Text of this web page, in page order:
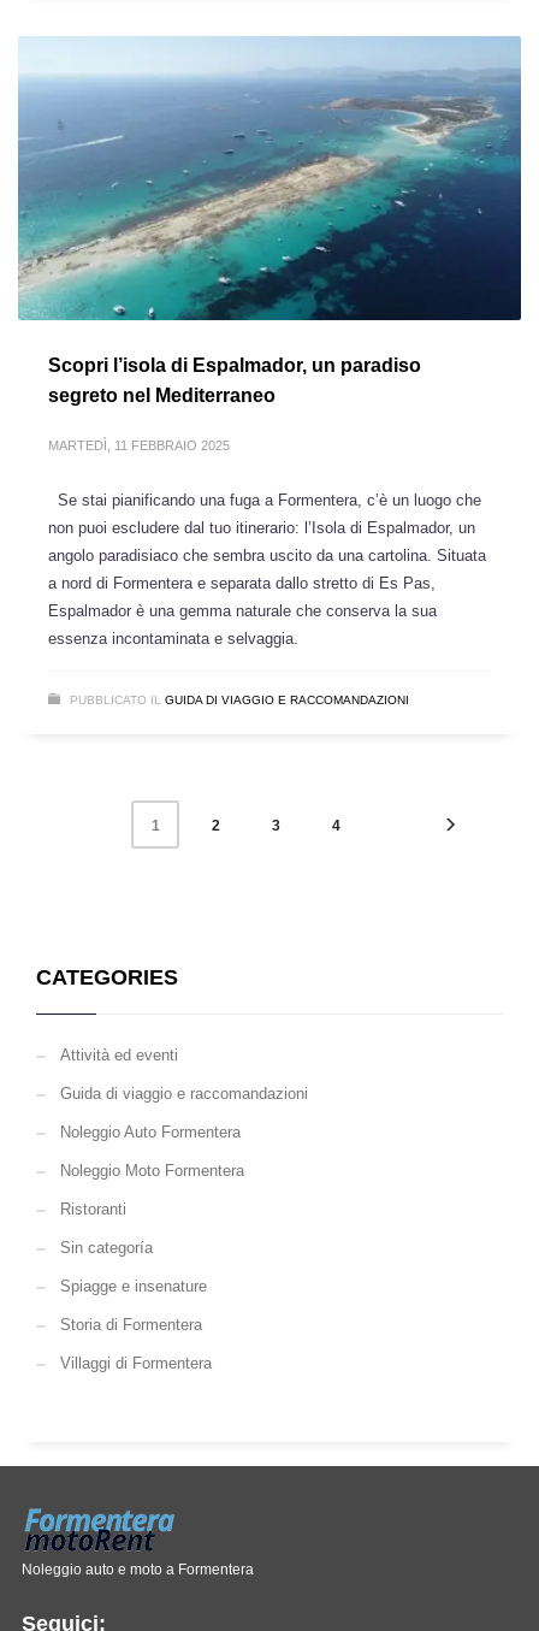
Scopri l’isola di Espalmador, un paradiso
segreto nel Mediterraneo
MARTEDÌ, 11 FEBBRAIO 2025
Se stai pianificando una fuga a Formentera, c’è un luogo che
non puoi escludere dal tuo itinerario: l’Isola di Espalmador, un
angolo paradisiaco che sembra uscito da una cartolina. Situata
a nord di Formentera e separata dallo stretto di Es Pas,
Espalmador è una gemma naturale che conserva la sua
essenza incontaminata e selvaggia.
PUBBLICATO IL GUIDA DI VIAGGIO E RACCOMANDAZIONI
1 2 3 4
CATEGORIES
Attività ed eventi
Guida di viaggio e raccomandazioni
Noleggio Auto Formentera
Noleggio Moto Formentera
Ristoranti
Sin categoría
Spiagge e insenature
Storia di Formentera
Villaggi di Formentera
Noleggio auto e moto a Formentera
Seguici: